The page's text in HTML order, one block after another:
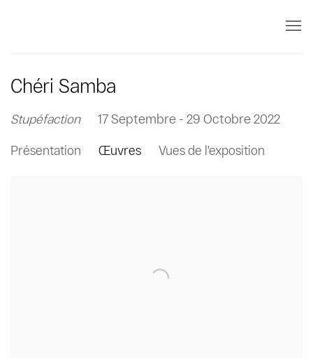
Chéri Samba
Stupéfaction 17 Septembre - 29 Octobre 2022
Présentation Œuvres Vues de l'exposition